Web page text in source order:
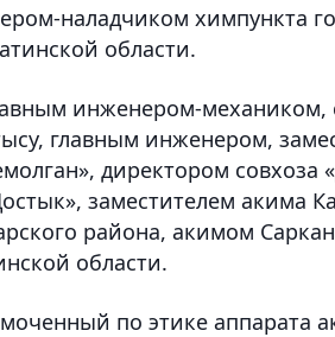
наладчиком химпункта
области.
инженером-
главным инженером,
директором совхоза
заместителем акима
района, акимом
области.
по этике аппарата